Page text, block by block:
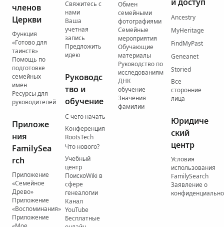
членов
Церкви
Функция
«Готово для
таинств»
Помощь по
подготовке
семейных
имен
Ресурсы для
руководителей
Приложе
ния
FamilySea
rch
Приложение
«Семейное
Древо»
Приложение
«Воспоминания»
Приложение
Свяжитесь с
нами
Ваша
учетная
запись
Предложить
идею
Руководс
тво и
обучение
С чего начать
Конференция
RootsTech
Что нового?
Учебный
центр
ПоискоWiki в
сфере
генеалогии
Канал
YouTube
Бесплатные
Обмен
семейными
фотографиями
Семейные
мероприятия
Обучающие
материалы
Руководство по
исследованиям
ДНК
обучение
Значения
фамилии
Ancestry
MyHeritage
FindMyPast
Geneanet
Storied
Все
сторонние
лица
Юридиче
ский
центр
Условия
использования
FamilySearch
Заявление о